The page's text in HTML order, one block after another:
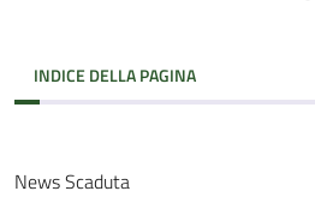
INDICE DELLA PAGINA
News Scaduta